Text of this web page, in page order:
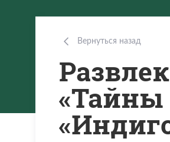
Вернуться назад
«Тайны